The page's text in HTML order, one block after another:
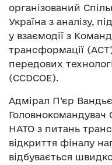
організований
Україна з аналізу,
у взаємодії з
трансформації
передових
(CCDCOE).
Адмірал П’єр
Головнокомандувач
НАТО з питань
відкриття фіналу
відбувається